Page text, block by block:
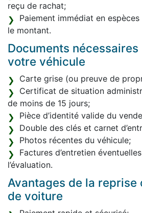
reçu de rachat;
Paiement immédiat en
le montant.
Documents
votre véhicule
Carte grise (ou preuve de
Certificat de situation
de moins de 15 jours;
Pièce d’identité valide du
Double des clés et carnet
Photos récentes du véhicule;
Factures d’entretien
l’évaluation.
Avantages de la reprise
de voiture